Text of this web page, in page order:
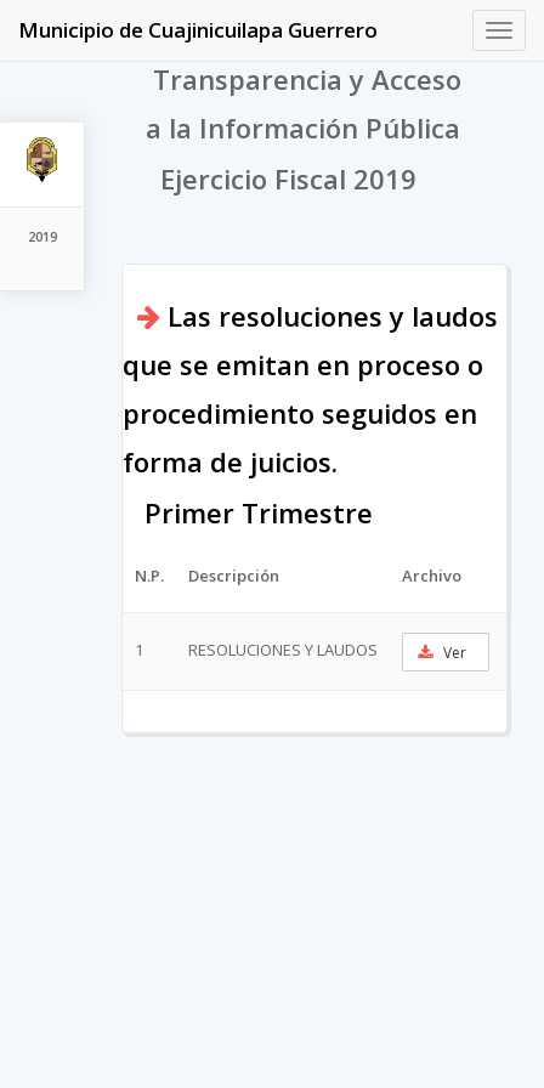
2019
Municipio de Cuajinicuilapa Guerrero
Transparencia y Acceso
a la Información Pública
Ejercicio Fiscal 2019
Las resoluciones y laudos
que se emitan en proceso o
procedimiento seguidos en
forma de juicios.
Primer Trimestre
N.P. Descripción Archivo
1 RESOLUCIONES Y LAUDOS Ver